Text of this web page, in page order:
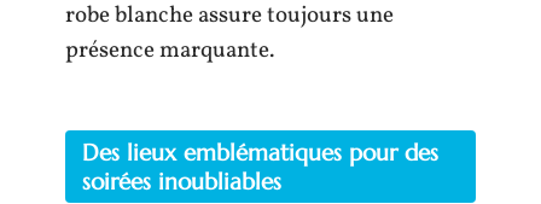
robe blanche assure toujours une
présence marquante.
Des lieux emblématiques pour des
soirées inoubliables